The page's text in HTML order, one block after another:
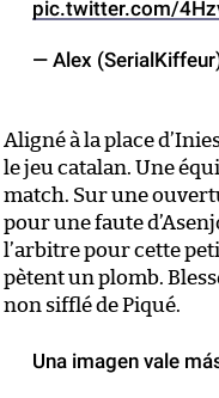
pic.twitter.com/
— Alex
Aligné à la place
le jeu catalan. Une
match. Sur une
pour une faute
l’arbitre pour cette
pètent un plomb.
non sifflé de Piqué.
Una imagen vale